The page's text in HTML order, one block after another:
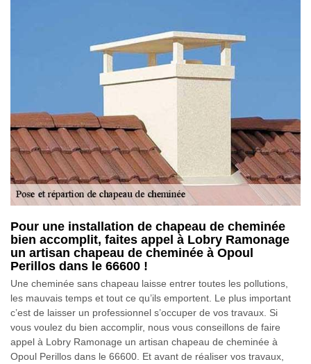
Pour une installation de chapeau de cheminée
bien accomplit, faites appel à Lobry Ramonage
un artisan chapeau de cheminée à Opoul
Perillos dans le 66600 !
Une cheminée sans chapeau laisse entrer toutes les pollutions,
les mauvais temps et tout ce qu’ils emportent. Le plus important
c’est de laisser un professionnel s’occuper de vos travaux. Si
vous voulez du bien accomplir, nous vous conseillons de faire
appel à Lobry Ramonage un artisan chapeau de cheminée à
Opoul Perillos dans le 66600. Et avant de réaliser vos travaux,